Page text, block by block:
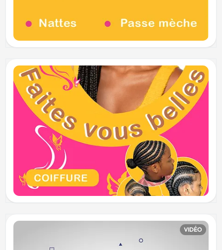
VIDÉO